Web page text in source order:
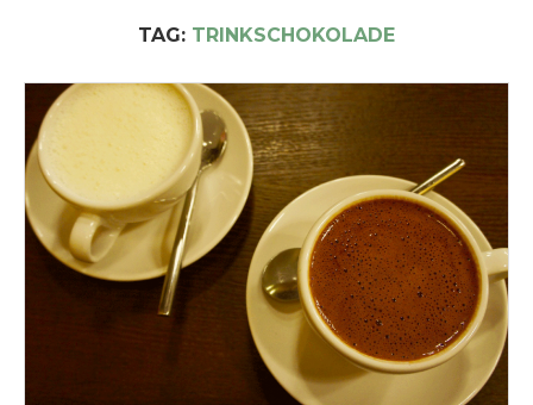
TAG: TRINKSCHOKOLADE